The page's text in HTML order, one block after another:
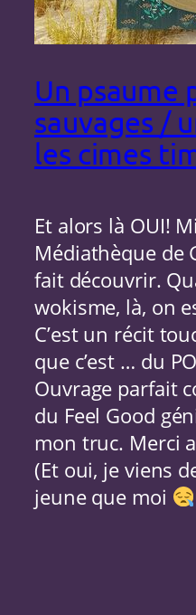
Un psaume
sauvages /
les cimes
Et alors là OUI!
Médiathèque de
fait découvrir.
wokisme, là, on
C’est un récit
que c’est … du
Ouvrage parfait
du Feel Good
mon truc. Merci
(Et oui, je viens
jeune que moi